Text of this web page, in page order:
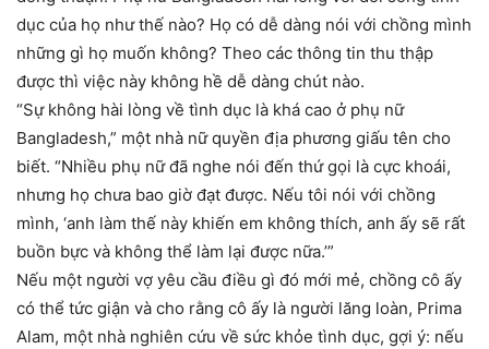
dục của họ như thế nào? Họ có dễ dàng nói với chồng mình
những gì họ muốn không? Theo các thông tin thu thập
được thì việc này không hề dễ dàng chút nào.
“Sự không hài lòng về tình dục là khá cao ở phụ nữ
Bangladesh,” một nhà nữ quyền địa phương giấu tên cho
biết. “Nhiều phụ nữ đã nghe nói đến thứ gọi là cực khoái,
nhưng họ chưa bao giờ đạt được. Nếu tôi nói với chồng
mình, ‘anh làm thế này khiến em không thích, anh ấy sẽ rất
buồn bực và không thể làm lại được nữa.’”
Nếu một người vợ yêu cầu điều gì đó mới mẻ, chồng cô ấy
có thể tức giận và cho rằng cô ấy là người lăng loàn, Prima
Alam, một nhà nghiên cứu về sức khỏe tình dục, gợi ý: nếu